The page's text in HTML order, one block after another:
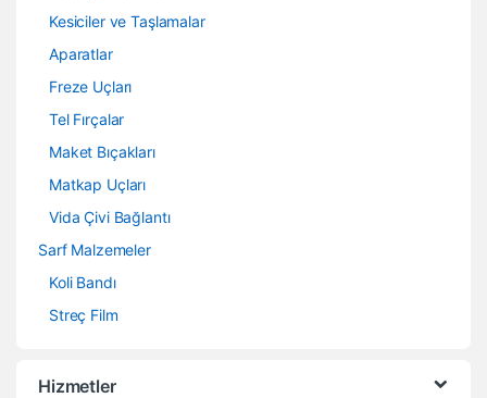
Kesiciler ve Taşlamalar
Aparatlar
Freze Uçları
Tel Fırçalar
Maket Bıçakları
Matkap Uçları
Vida Çivi Bağlantı
Sarf Malzemeler
Koli Bandı
Streç Film
Hizmetler